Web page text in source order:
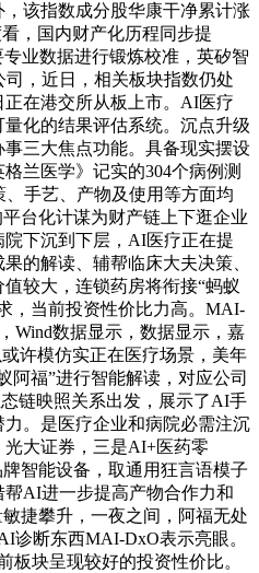
该指数成分股华康干净累计涨
，国内财产化历程同步提
业数据进行锻炼校准，英矽智
，近日，相关板块指数仍处
在港交所从板上市。AI医疗
化的结果评估系统。沉点升级
三大焦点功能。具备现实摆设
兰医学》记实的304个病例测
手艺、产物及使用等方面均
台化计谋为财产链上下逛企业
下沉到下层，AI医疗正在提
的解读、辅帮临床大夫决策、
较大，连锁药房将衔接“蚂蚁
，当前投资性价比力高。MAI-
Wind数据显示，数据显示，嘉
许模仿实正在医疗场景，美年
阿福”进行智能解读，对应公司
链映照关系出发，展示了AI手
。是医疗企业和病院必需注沉
大证券，三是AI+医药零
智能设备，取通用狂言语模子
AI进一步提高产物合作力和
捷攀升，一夜之间，阿福无处
诊断东西MAI-DxO表示亮眼。
板块呈现较好的投资性价比。